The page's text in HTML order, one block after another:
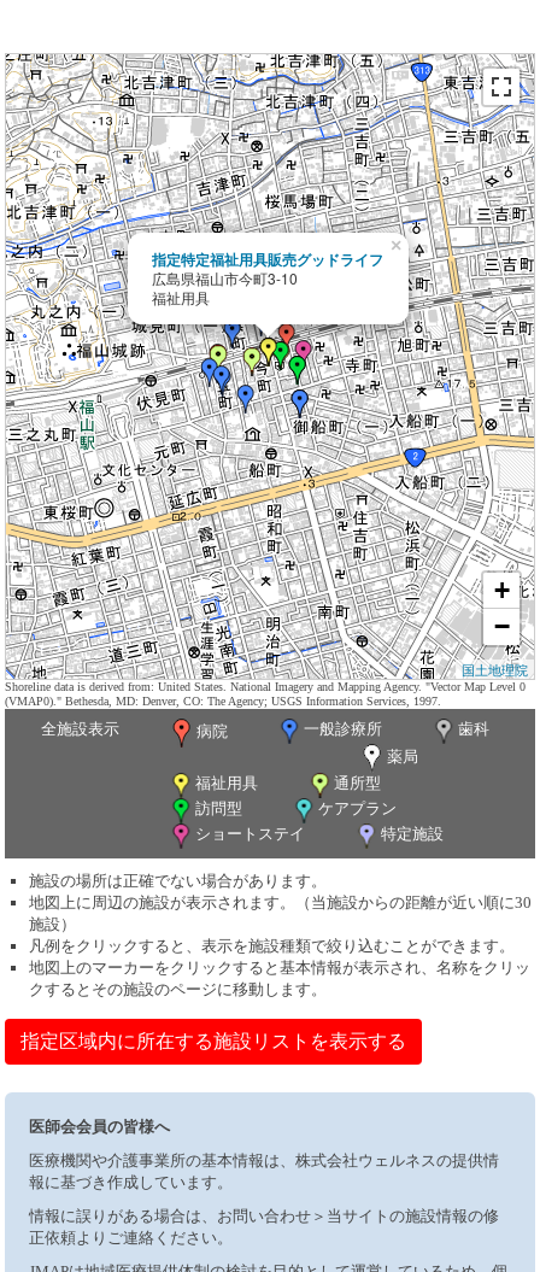
指定特定福祉用具販売グッドライフ
広島県福山市今町3-10
福祉用具
×
+
−
国土地理院
Shoreline data is derived from: United States. National Imagery and Mapping Agency. "Vector Map Level 0
(VMAP0)." Bethesda, MD: Denver, CO: The Agency; USGS Information Services, 1997.
全施設表示 病院 一般診療所
歯科
薬局
福祉用具
通所型
訪問型
ケアプラン
ショートステイ
特定施設
施設の場所は正確でない場合があります。
地図上に周辺の施設が表示されます。（当施設からの距離が近い順に30
施設）
凡例をクリックすると、表示を施設種類で絞り込むことができます。
地図上のマーカーをクリックすると基本情報が表示され、名称をクリッ
クするとその施設のページに移動します。
指定区域内に所在する施設リストを表示する
医師会会員の皆様へ
医療機関や介護事業所の基本情報は、株式会社ウェルネスの提供情
報に基づき作成しています。
情報に誤りがある場合は、お問い合わせ＞当サイトの施設情報の修
正依頼よりご連絡ください。